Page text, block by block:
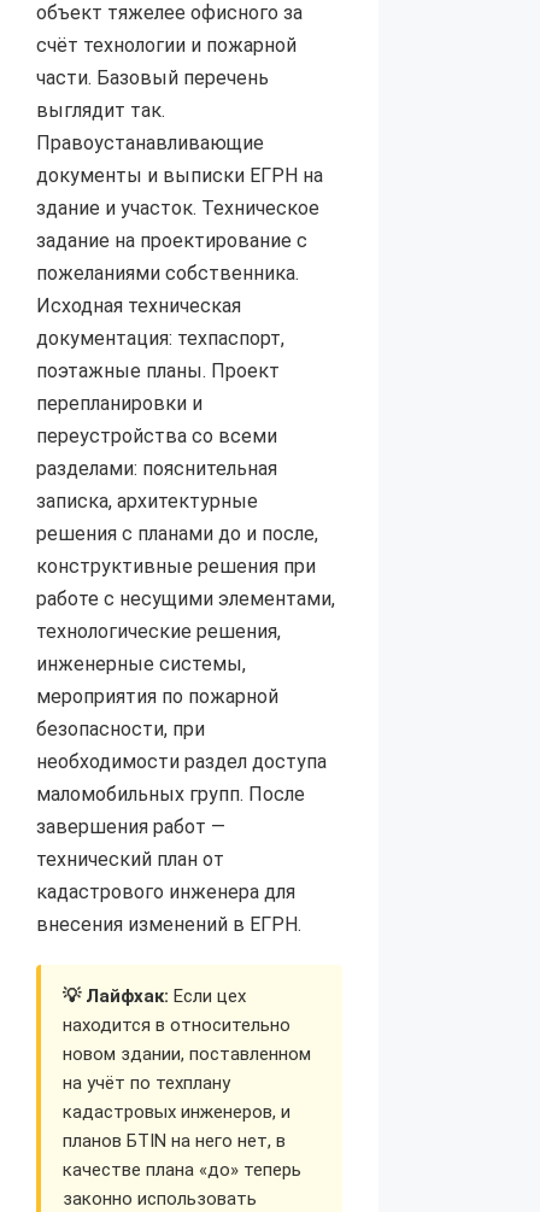
объект тяжелее офисного за
счёт технологии и пожарной
части. Базовый перечень
выглядит так.
Правоустанавливающие
документы и выписки ЕГРН на
здание и участок. Техническое
задание на проектирование с
пожеланиями собственника.
Исходная техническая
документация: техпаспорт,
поэтажные планы. Проект
перепланировки и
переустройства со всеми
разделами: пояснительная
записка, архитектурные
решения с планами до и после,
конструктивные решения при
работе с несущими элементами,
технологические решения,
инженерные системы,
мероприятия по пожарной
безопасности, при
необходимости раздел доступа
маломобильных групп. После
завершения работ —
технический план от
кадастрового инженера для
внесения изменений в ЕГРН.
💡 Лайфхак: Если цех
находится в относительно
новом здании, поставленном
на учёт по техплану
кадастровых инженеров, и
планов БТIN на него нет, в
качестве плана «до» теперь
законно использовать